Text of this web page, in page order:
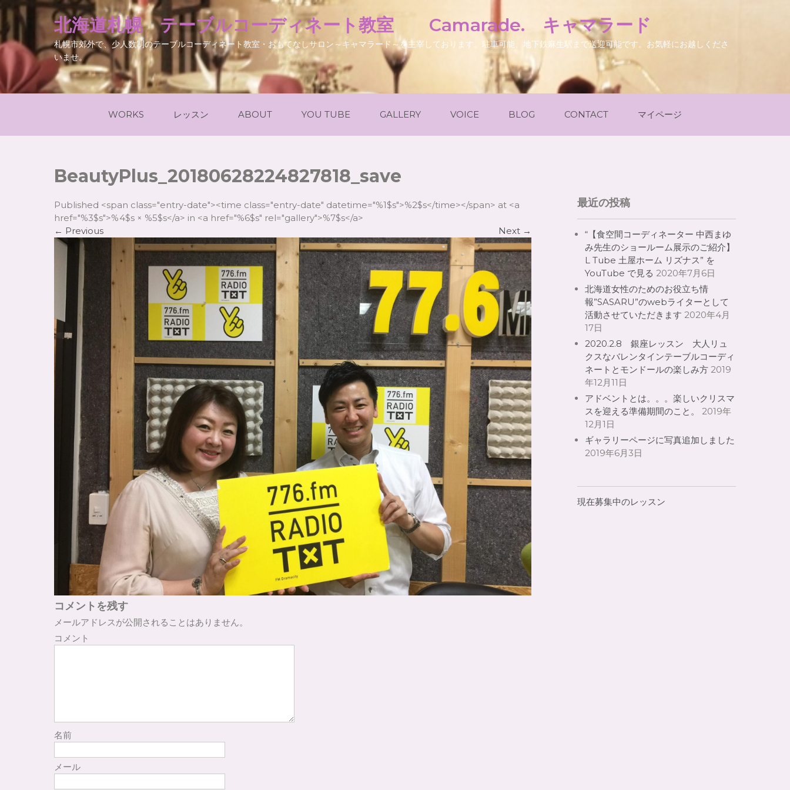
北海道札幌 テーブルコーディネート教室 Camarade. キャマラード
札幌市郊外で、少人数制のテーブルコーディネート教室・おもてなしサロン～キャマラード～を主宰しております。駐車可能、地下鉄麻生駅まで送迎可能です。お気軽にお越しくださ
いませ。
WORKS レッスン ABOUT YOU TUBE GALLERY VOICE BLOG CONTACT マイページ
BeautyPlus_20180628224827818_save
Published <span class="entry-date"><time class="entry-date" datetime="%1$s">%2$s</time></span> at <a
href="%3$s">%4$s × %5$s</a> in <a href="%6$s" rel="gallery">%7$s</a>
← Previous Next →
コメントを残す
メールアドレスが公開されることはありません。
コメント
名前
メール
最近の投稿
“【食空間コーディネーター 中西まゆ
み先生のショールーム展示のご紹介】
L Tube 土屋ホーム リズナス” を
YouTube で見る 2020年7月6日
北海道女性のためのお役立ち情
報”SASARU”のwebライターとして
活動させていただきます 2020年4月
17日
2020.2.8 銀座レッスン 大人リュ
クスなバレンタインテーブルコーディ
ネートとモンドールの楽しみ方 2019
年12月11日
アドベントとは。。。楽しいクリスマ
スを迎える準備期間のこと。
2019年
12月1日
ギャラリーページに写真追加しました
2019年6月3日
現在募集中のレッスン